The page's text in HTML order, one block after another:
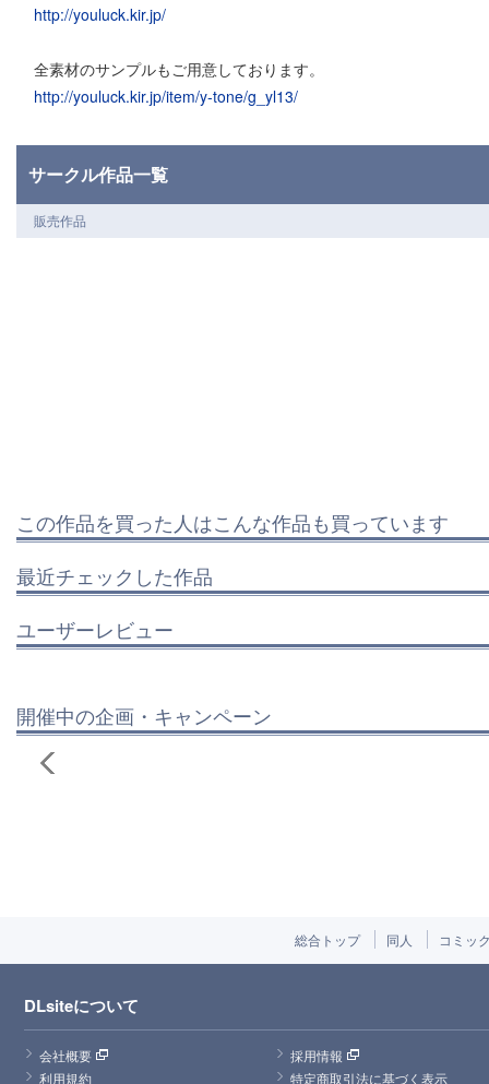
http://youluck.kir.jp/
全素材のサンプルもご用意しております。
http://youluck.kir.jp/item/y-tone/g_yl13/
サークル作品一覧
販売作品
この作品を買った人はこんな作品も買っています
最近チェックした作品
ユーザーレビュー
開催中の企画・キャンペーン
総合トップ 同人 コミッ
DLsiteについて
会社概要
採用情報
利用規約
特定商取引法に基づく表示